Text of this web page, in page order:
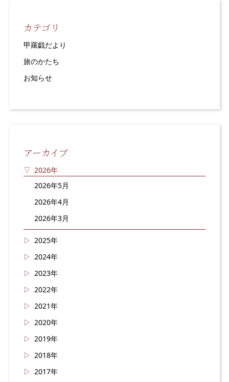
カテゴリ
甲羅戯だより
旅のかたち
お知らせ
アーカイブ
2026年
2026年5月
2026年4月
2026年3月
2025年
2024年
2023年
2022年
2021年
2020年
2019年
2018年
2017年